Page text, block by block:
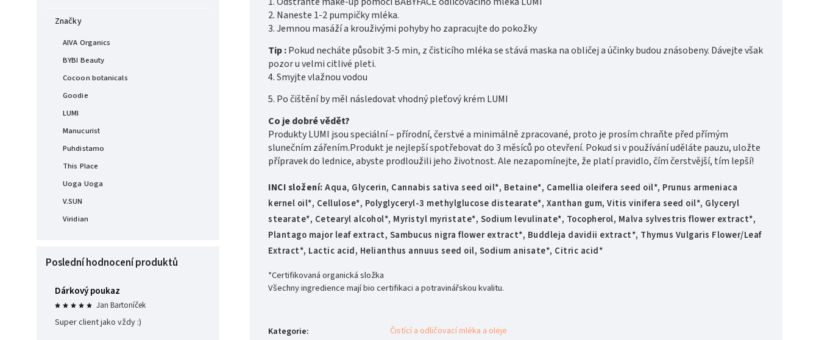
Značky
AIVA Organics
BYBI Beauty
Cocoon botanicals
Goodie
LUMI
Manucurist
Puhdistamo
This Place
Uoga Uoga
V.SUN
Viridian
Poslední hodnocení produktů
Dárkový poukaz
Jan Bartoníček
Super client jako vždy :)
2. Naneste 1-2 pumpičky mléka.
3. Jemnou masáží a krouživými pohyby ho zapracujte do pokožky
Tip :Pokud necháte působit 3-5 min, z čisticího mléka se stává maska na obličej a účinky budou znásobeny. Dávejte však
pozor u velmi citlivé pleti.
4. Smyjte vlažnou vodou
5. Po čištění by měl následovat vhodný pleťový krém LUMI
Co je dobré vědět?
Produkty LUMI jsou speciální – přírodní, čerstvé a minimálně zpracované, proto je prosím chraňte před přímým
slunečním zářením.Produkt je nejlepší spotřebovat do 3 měsíců po otevření. Pokud si v používání uděláte pauzu, uložte
přípravek do lednice, abyste prodloužili jeho životnost. Ale nezapomínejte, že platí pravidlo, čím čerstvější, tím lepší!
INCI složení:Aqua, Glycerin, Cannabis sativa seed oil*, Betaine*, Camellia oleifera seed oil*, Prunus armeniaca
kernel oil*, Cellulose*, Polyglyceryl-3 methylglucose distearate*, Xanthan gum, Vitis vinifera seed oil*, Glyceryl
stearate*, Cetearyl alcohol*, Myristyl myristate*, Sodium levulinate*, Tocopherol, Malva sylvestris flower extract*,
Plantago major leaf extract, Sambucus nigra flower extract*, Buddleja davidii extract*, Thymus Vulgaris Flower/Leaf
Extract*, Lactic acid, Helianthus annuus seed oil, Sodium anisate*, Citric acid*
*Certifikovaná organická složka
Všechny ingredience mají bio certifikaci a potravinářskou kvalitu.
Kategorie: Čistící a odličovací mléka a oleje